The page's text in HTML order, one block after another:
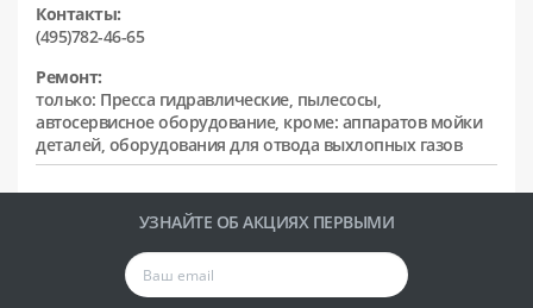
Контакты:
(495)782-46-65
Ремонт:
только: Пресса гидравлические, пылесосы,
автосервисное оборудование, кроме: аппаратов мойки
деталей, оборудования для отвода выхлопных газов
УЗНАЙТЕ ОБ АКЦИЯХ ПЕРВЫМИ